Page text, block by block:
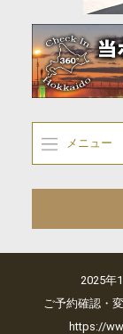
メニュー
2025年
ご予約確認・
https://